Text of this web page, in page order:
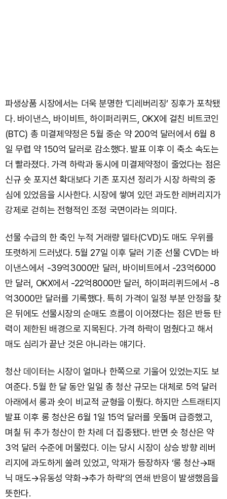
파생상품 시장에서는 더욱 분명한 ‘디레버리징’ 징후가 포착됐
다. 바이낸스, 바이비트, 하이퍼리퀴드, OKX에 걸친 비트코인
(BTC) 총 미결제약정은 5월 중순 약 200억 달러에서 6월 8
일 무렵 약 150억 달러로 감소했다. 발표 이후 이 축소 속도는
더 빨라졌다. 가격 하락과 동시에 미결제약정이 줄었다는 점은
신규 숏 포지션 확대보다 기존 포지션 정리가 시장 하락의 중
심에 있었음을 시사한다. 시장에 쌓여 있던 과도한 레버리지가
강제로 걷히는 전형적인 조정 국면이라는 의미다.
선물 수급의 한 축인 누적 거래량 델타(CVD)도 매도 우위를
또렷하게 드러냈다. 5월 27일 이후 달러 기준 선물 CVD는 바
이낸스에서 -39억3000만 달러, 바이비트에서 -23억6000
만 달러, OKX에서 -22억8000만 달러, 하이퍼리퀴드에서 -8
억3000만 달러를 기록했다. 특히 가격이 일정 부분 안정을 찾
은 뒤에도 선물시장의 순매도 흐름이 이어졌다는 점은 반등 탄
력이 제한된 배경으로 지목된다. 가격 하락이 멈췄다고 해서
매도 심리가 끝난 것은 아니라는 얘기다.
청산 데이터는 시장이 얼마나 한쪽으로 기울어 있었는지도 보
여준다. 5월 한 달 동안 일일 총 청산 규모는 대체로 5억 달러
아래에서 롱과 숏이 비교적 균형을 이뤘다. 하지만 스트래티지
발표 이후 롱 청산은 6월 1일 15억 달러를 웃돌며 급증했고,
며칠 뒤 추가 청산이 한 차례 더 집중됐다. 반면 숏 청산은 약
3억 달러 수준에 머물렀다. 이는 당시 시장이 상승 방향 레버
리지에 과도하게 쏠려 있었고, 악재가 등장하자 ‘롱 청산→패
닉 매도→유동성 약화→추가 하락’의 연쇄 반응이 발생했음을
뜻한다.